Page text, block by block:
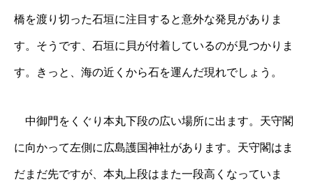
橋を渡り切った石垣に注目すると意外な発見がありま
す。そうです、石垣に貝が付着しているのが見つかりま
す。きっと、海の近くから石を運んだ現れでしょう。
中御門をくぐり本丸下段の広い場所に出ます。天守閣
に向かって左側に広島護国神社があります。天守閣はま
だまだ先ですが、本丸上段はまた一段高くなっていま